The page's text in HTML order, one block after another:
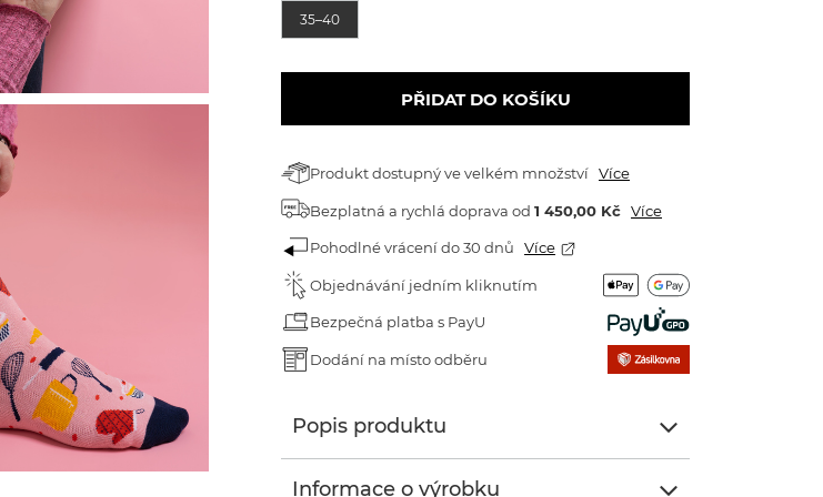
35–40
PŘIDAT DO KOŠÍKU
Produkt dostupný ve velkém množství Více
Bezplatná a rychlá doprava od1 450,00 Kč Více
Pohodlné vrácení do 30 dnů Více
Objednávání jedním kliknutím
Bezpečná platba s PayU
Dodání na místo odběru
Popis produktu
Informace o výrobku